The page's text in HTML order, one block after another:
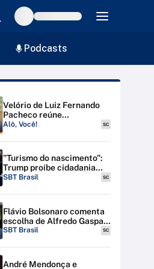
Podcasts
Velório de Luiz Fernando
Pacheco reúne
autoridades em SP; polícia
#AloVoce
Alô, Você! SC
"Turismo do nascimento":
Trump proíbe cidadania
para bebês de estrangeiras
SBT Brasil SC
Flávio Bolsonaro comenta
escolha de Alfredo Gaspar
para vice-presidente
SBT Brasil SC
André Mendonça e